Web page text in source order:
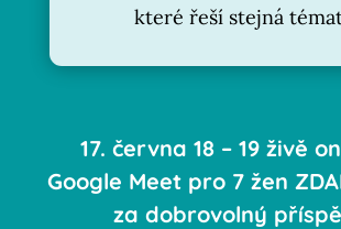
které řeší stejná
17. června 18 – 19 živě
Google Meet pro 7 žen
za dobrovolný